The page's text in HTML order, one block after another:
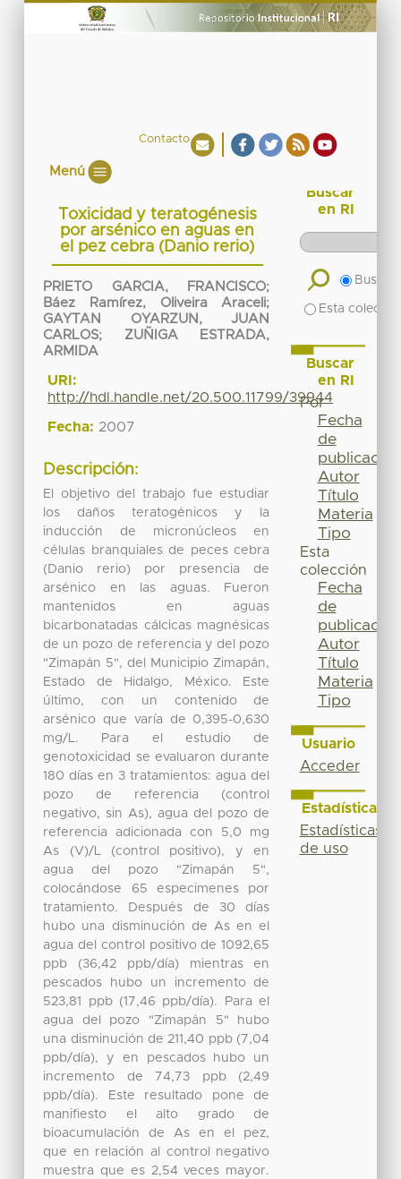
Contacto
Menú
Toxicidad y teratogénesis
por arsénico en aguas en
el pez cebra (Danio rerio)
PRIETO GARCIA, FRANCISCO;
Báez Ramírez, Oliveira Araceli;
GAYTAN OYARZUN, JUAN
CARLOS; ZUÑIGA ESTRADA,
ARMIDA
URI:
http://hdl.handle.net/20.500.11799/39944
Fecha: 2007
Descripción:
El objetivo del trabajo fue estudiar
los daños teratogénicos y la
inducción de micronúcleos en
células branquiales de peces cebra
(Danio rerio) por presencia de
arsénico en las aguas. Fueron
mantenidos en aguas
bicarbonatadas cálcicas magnésicas
de un pozo de referencia y del pozo
"Zimapán 5", del Municipio Zimapán,
Estado de Hidalgo, México. Este
último, con un contenido de
arsénico que varía de 0,395-0,630
mg/L. Para el estudio de
genotoxicidad se evaluaron durante
180 días en 3 tratamientos: agua del
pozo de referencia (control
negativo, sin As), agua del pozo de
referencia adicionada con 5,0 mg
As (V)/L (control positivo), y en
agua del pozo "Zimapán 5",
colocándose 65 especimenes por
tratamiento. Después de 30 días
hubo una disminución de As en el
agua del control positivo de 1092,65
ppb (36,42 ppb/día) mientras en
pescados hubo un incremento de
523,81 ppb (17,46 ppb/día). Para el
agua del pozo "Zimapán 5" hubo
una disminución de 211,40 ppb (7,04
ppb/día), y en pescados hubo un
incremento de 74,73 ppb (2,49
ppb/día). Este resultado pone de
manifiesto el alto grado de
bioacumulación de As en el pez,
que en relación al control negativo
muestra que es 2,54 veces mayor.
Buscar
en RI
Buscar
Esta
Buscar
en RI
Por
Fecha
de
publicación
Autor
Título
Materia
Tipo
Esta
colección
Fecha
de
publicación
Autor
Título
Materia
Tipo
Usuario
Acceder
Estadísticas
Estadísticas
de uso